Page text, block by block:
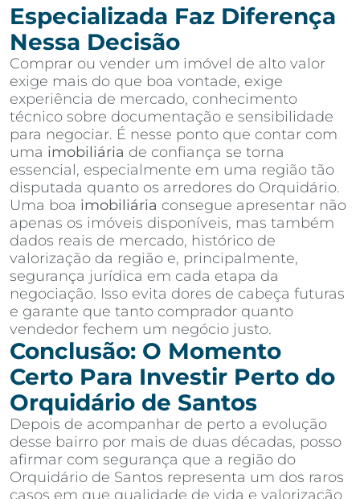
Especializada Faz Diferença
Nessa Decisão
Comprar ou vender um imóvel de alto valor
exige mais do que boa vontade, exige
experiência de mercado, conhecimento
técnico sobre documentação e sensibilidade
para negociar. É nesse ponto que contar com
uma imobiliária de confiança se torna
essencial, especialmente em uma região tão
disputada quanto os arredores do Orquidário.
Uma boa imobiliária consegue apresentar não
apenas os imóveis disponíveis, mas também
dados reais de mercado, histórico de
valorização da região e, principalmente,
segurança jurídica em cada etapa da
negociação. Isso evita dores de cabeça futuras
e garante que tanto comprador quanto
vendedor fechem um negócio justo.
Conclusão: O Momento
Certo Para Investir Perto do
Orquidário de Santos
Depois de acompanhar de perto a evolução
desse bairro por mais de duas décadas, posso
afirmar com segurança que a região do
Orquidário de Santos representa um dos raros
casos em que qualidade de vida e valorização